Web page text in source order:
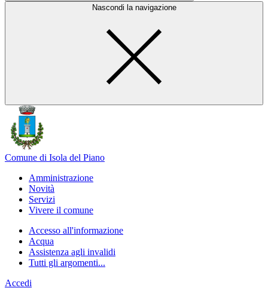
Nascondi la navigazione
Comune di Isola del Piano
Amministrazione
Novità
Servizi
Vivere il comune
Accesso all'informazione
Acqua
Assistenza agli invalidi
Tutti gli argomenti...
Accedi